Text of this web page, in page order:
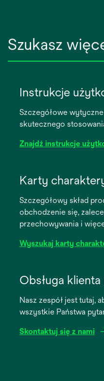
Szukasz
Instrukcje
Szczegółowe
skutecznego
Znajdź instrukcje
new
Karty
Szczegółowy skład
obchodzenie się,
przechowywania i
Wyszukaj karty
new
Obsługa
Nasz zespół jest tutaj,
wszystkie Państwa
Skontaktuj się z nami